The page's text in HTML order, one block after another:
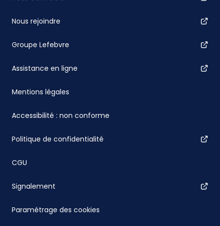
Nous rejoindre
Groupe Lefebvre
Assistance en ligne
Mentions légales
Accessibilité : non conforme
Politique de confidentialité
CGU
Signalement
Paramétrage des cookies